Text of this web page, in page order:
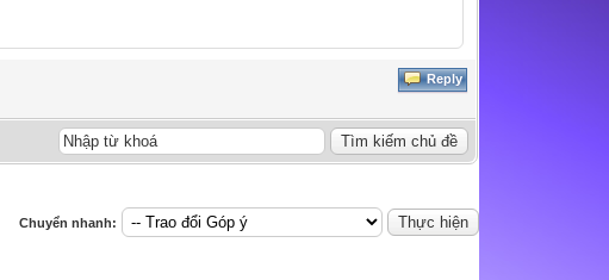
Reply
Chuyển nhanh: